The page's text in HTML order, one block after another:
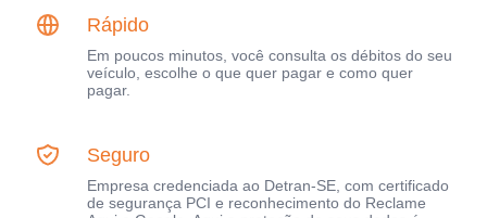
Rápido
Em poucos minutos, você consulta os débitos do seu
veículo, escolhe o que quer pagar e como quer
pagar.
Seguro
Empresa credenciada ao Detran-SE, com certificado
de segurança PCI e reconhecimento do Reclame